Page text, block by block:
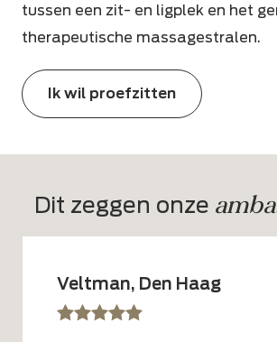
tussen een zit- en ligplek en het
therapeutische massagestralen.
Ik wil proefzitten
Dit zeggen onze
Veltman, Den Haag
sssss
SSSSS